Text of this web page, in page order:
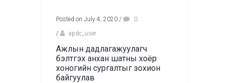
Posted on July 4, 2020 /
0
/
apdc_user
Ажлын дадлагажуулагч
бэлтгэх анхан шатны хоёр
хоногийн сургалтыг зохион
байгуулав